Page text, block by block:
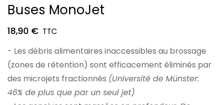
to
the
of
the
images
gallery
Buses MonoJet
18,90 €
- Les débris alimentaires inaccessibles au brossage
(zones de rétention) sont efficacement éliminés par
des microjets fractionnés (Université de Münster:
46% de plus que par un seul jet)